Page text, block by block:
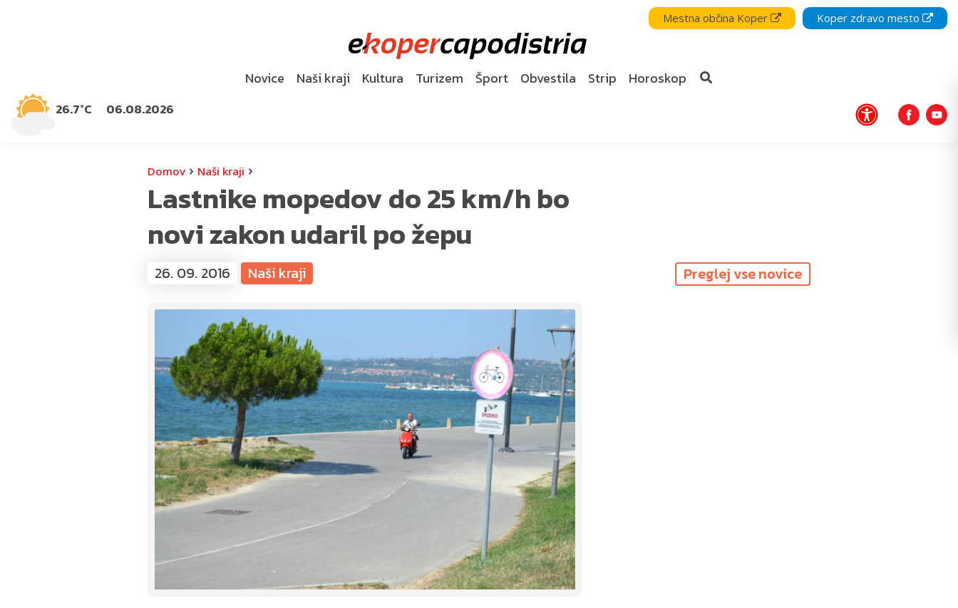
Mestna občina Koper Koper zdravo mesto
26.7°C 06.08.2026
Novice Naši kraji Kultura Turizem Šport Obvestila Strip Horoskop
Domov › Naši kraji ›
Lastnike mopedov do 25 km/h bo
novi zakon udaril po žepu
26. 09. 2016 Naši kraji Preglej vse novice